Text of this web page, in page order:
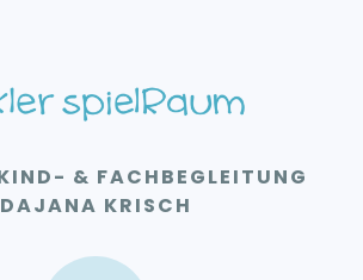
& FACHBEGLEITUNG
DAJANA KRISCH